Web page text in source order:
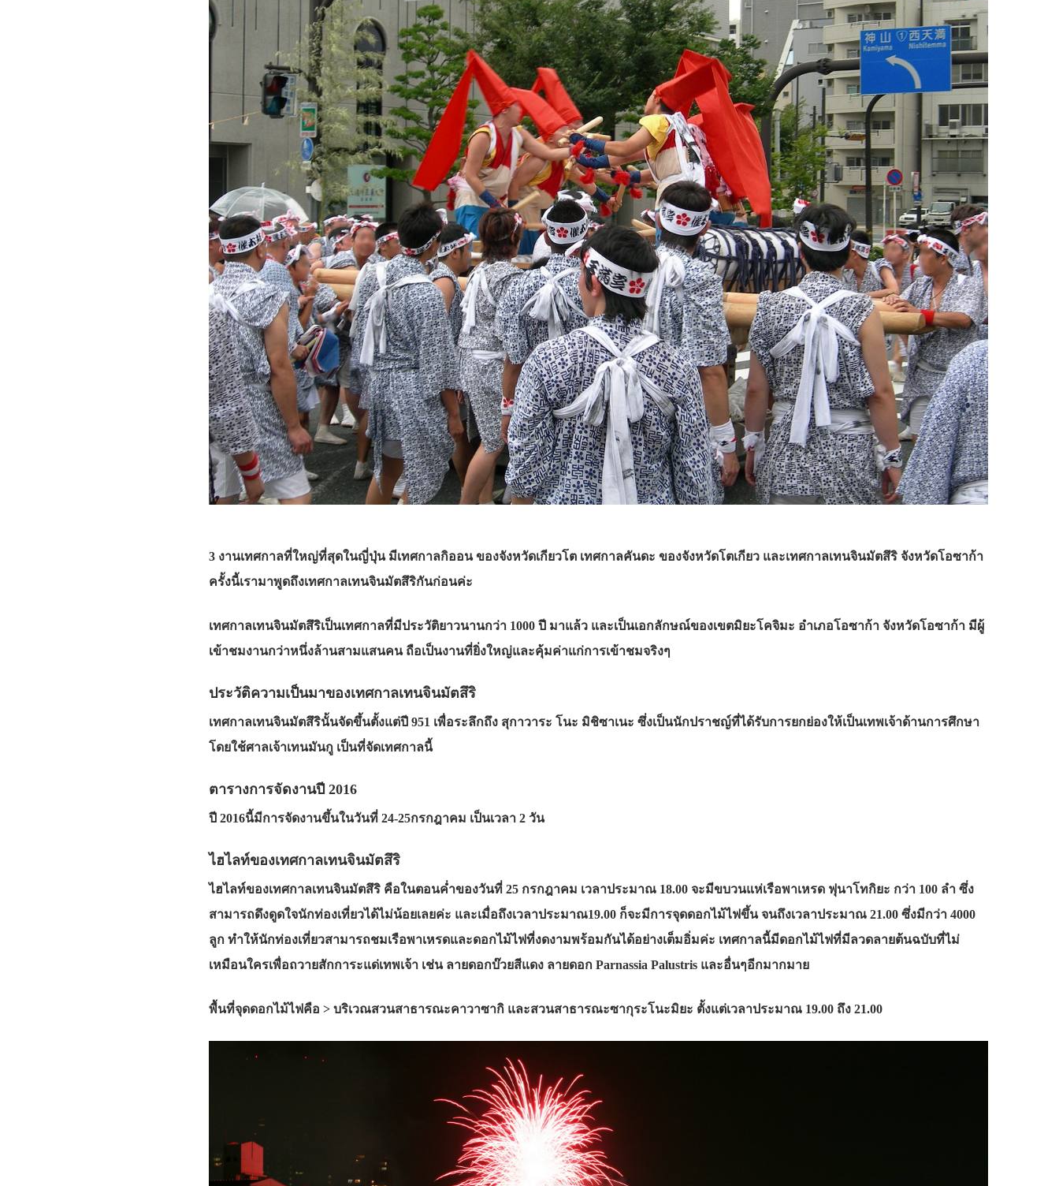
3 งานเทศกาลที่ใหญ่ที่สุดในญี่ปุ่น มีเทศกาลกิออน ของจังหวัดเกียวโต เทศกาลคันดะ ของจังหวัดโตเกียว และเทศกาลเทนจินมัตสึริ จังหวัดโอซาก้า
ครั้งนี้เรามาพูดถึงเทศกาลเทนจินมัตสึริกันก่อนค่ะ
เทศกาลเทนจินมัตสึริเป็นเทศกาลที่มีประวัติยาวนานกว่า 1000 ปี มาแล้ว และเป็นเอกลักษณ์ของเขตมิยะโคจิมะ อำเภอโอซาก้า จังหวัดโอซาก้า มีผู้
เข้าชมงานกว่าหนึ่งล้านสามแสนคน ถือเป็นงานที่ยิ่งใหญ่และคุ้มค่าแก่การเข้าชมจริงๆ
ประวัติความเป็นมาของเทศกาลเทนจินมัตสึริ
เทศกาลเทนจินมัตสึรินั้นจัดขึ้นตั้งแต่ปี 951 เพื่อระลึกถึง สุกาวาระ โนะ มิชิซาเนะ ซึ่งเป็นนักปราชญ์ที่ได้รับการยกย่องให้เป็นเทพเจ้าด้านการศึกษา
โดยใช้ศาลเจ้าเทนมันกู เป็นที่จัดเทศกาลนี้
ตารางการจัดงานปี 2016
ปี 2016นี้มีการจัดงานขึ้นในวันที่ 24-25กรกฎาคม เป็นเวลา 2 วัน
ไฮไลท์ของเทศกาลเทนจินมัตสึริ
ไฮไลท์ของเทศกาลเทนจินมัตสึริ คือในตอนค่ำของวันที่ 25 กรกฎาคม เวลาประมาณ 18.00 จะมีขบวนแห่เรือพาเหรด ฟุนาโทกิยะ กว่า 100 ลำ ซึ่ง
สามารถดึงดูดใจนักท่องเที่ยวได้ไม่น้อยเลยค่ะ และเมื่อถึงเวลาประมาณ19.00 ก็จะมีการจุดดอกไม้ไฟขึ้น จนถึงเวลาประมาณ 21.00 ซึ่งมีกว่า 4000
ลูก ทำให้นักท่องเที่ยวสามารถชมเรือพาเหรดและดอกไม้ไฟที่งดงามพร้อมกันได้อย่างเต็มอิ่มค่ะ เทศกาลนี้มีดอกไม้ไฟที่มีลวดลายต้นฉบับที่ไม่
เหมือนใครเพื่อถวายสักการะแด่เทพเจ้า เช่น ลายดอกบ๊วยสีแดง ลายดอก Parnassia Palustris และอื่นๆอีกมากมาย
พื้นที่จุดดอกไม้ไฟคือ > บริเวณสวนสาธารณะคาวาซากิ และสวนสาธารณะซากุระโนะมิยะ ตั้งแต่เวลาประมาณ 19.00 ถึง 21.00